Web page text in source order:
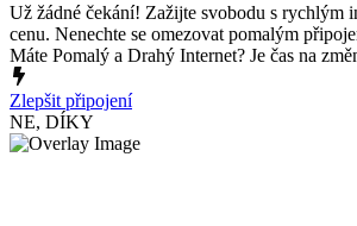
Už žádné čekání! Zažijte svobodu s rychlým
cenu. Nenechte se omezovat pomalým
Máte Pomalý a Drahý Internet? Je čas na
Zlepšit připojení
NE, DÍKY